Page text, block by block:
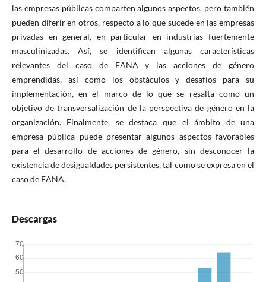
las empresas públicas comparten algunos aspectos, pero también
pueden diferir en otros, respecto a lo que sucede en las empresas
privadas en general, en particular en industrias fuertemente
masculinizadas. Así, se identifican algunas características
relevantes del caso de EANA y las acciones de género
emprendidas, así como los obstáculos y desafíos para su
implementación, en el marco de lo que se resalta como un
objetivo de transversalización de la perspectiva de género en la
organización. Finalmente, se destaca que el ámbito de una
empresa pública puede presentar algunos aspectos favorables
para el desarrollo de acciones de género, sin desconocer la
existencia de desigualdades persistentes, tal como se expresa en el
caso de EANA.
Descargas